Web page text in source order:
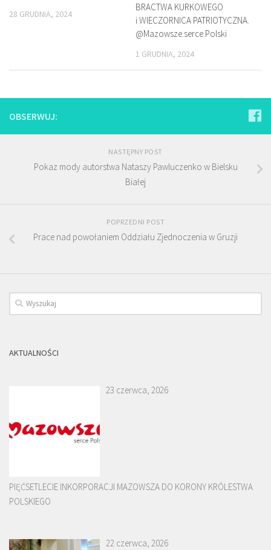
28 GRUDNIA, 2024
BRACTWA KURKOWEGO
i WIECZORNICA PATRIOTYCZNA.
@Mazowsze.serce.Polski
1 GRUDNIA, 2024
OBSERWUJ:
NASTĘPNY POST
Pokaz mody autorstwa Nataszy Pawluczenko w Bielsku
Białej
POPRZEDNI POST
Prace nad powołaniem Oddziału Zjednoczenia w Gruzji
AKTUALNOŚCI
23 czerwca, 2026
PIĘĆSETLECIE INKORPORACJI MAZOWSZA DO KORONY KRÓLESTWA
POLSKIEGO
22 czerwca, 2026